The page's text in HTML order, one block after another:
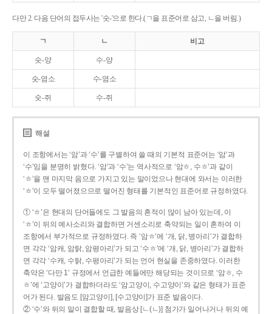
다만 2. 다음 단어의 접두사는 '숫-'으로 한다.(ㄱ을 표준어로 삼고, ㄴ을 버림.)
ㄱ ㄴ 비고
숫-양 수-양
숫-염소 수-염소
숫-쥐 수-쥐
해설
이 조항에서는 ‘암’과 ‘수’를 구별하여 쓸 때의 기본적 표준어는 ‘암’과
‘수’임을 분명히 밝혔다. ‘암’과 ‘수’는 역사적으로 ‘암ㅎ, 수ㅎ’과 같이
‘ㅎ’을 맨 마지막 음으로 가지고 있는 말이었으나 현대에 와서는 이러한
‘ㅎ’이 모두 떨어졌으므로 떨어진 형태를 기본적인 표준어로 규정하였다.
① ‘ㅎ’은 현대의 단어들에도 그 발음의 흔적이 많이 남아 있는데, 이
‘ㅎ’이 뒤의 예사소리와 결합하면 거센소리로 축약되는 일이 흔하여 이
조항에서 부가적으로 규정하였다. 즉 ‘암ㅎ’에 ‘개, 닭, 병아리’가 결합하
면 각각 ‘암캐, 암탉, 암평아리’가 되고 ‘수ㅎ’에 ‘개, 닭, 병아리’가 결합하
면 각각 ‘수캐, 수탉, 수평아리’가 되는 언어 현실을 존중하였다. 이러한
축약은 ‘다만 1’ 규정에서 언급한 예들에만 해당되는 것이므로 ‘암ㅎ, 수
ㅎ’에 ‘고양이’가 결합하더라도 ‘암고양이, 수고양이’와 같은 형태가 표준
어가 된다. 발음도 [암고양이], [수고양이]가 표준 발음이다.
② ‘수’와 뒤의 말이 결합할 때, 발음상 [ㄴ(ㄴ)] 첨가가 일어나거나 뒤의 예